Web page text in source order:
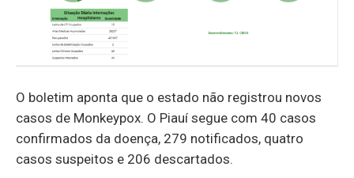
O boletim aponta que o estado não registrou novos
casos de Monkeypox. O Piauí segue com 40 casos
confirmados da doença, 279 notificados, quatro
casos suspeitos e 206 descartados.